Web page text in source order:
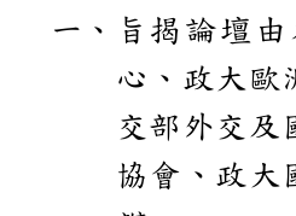
一、旨揭
心、政
交部外
協會、